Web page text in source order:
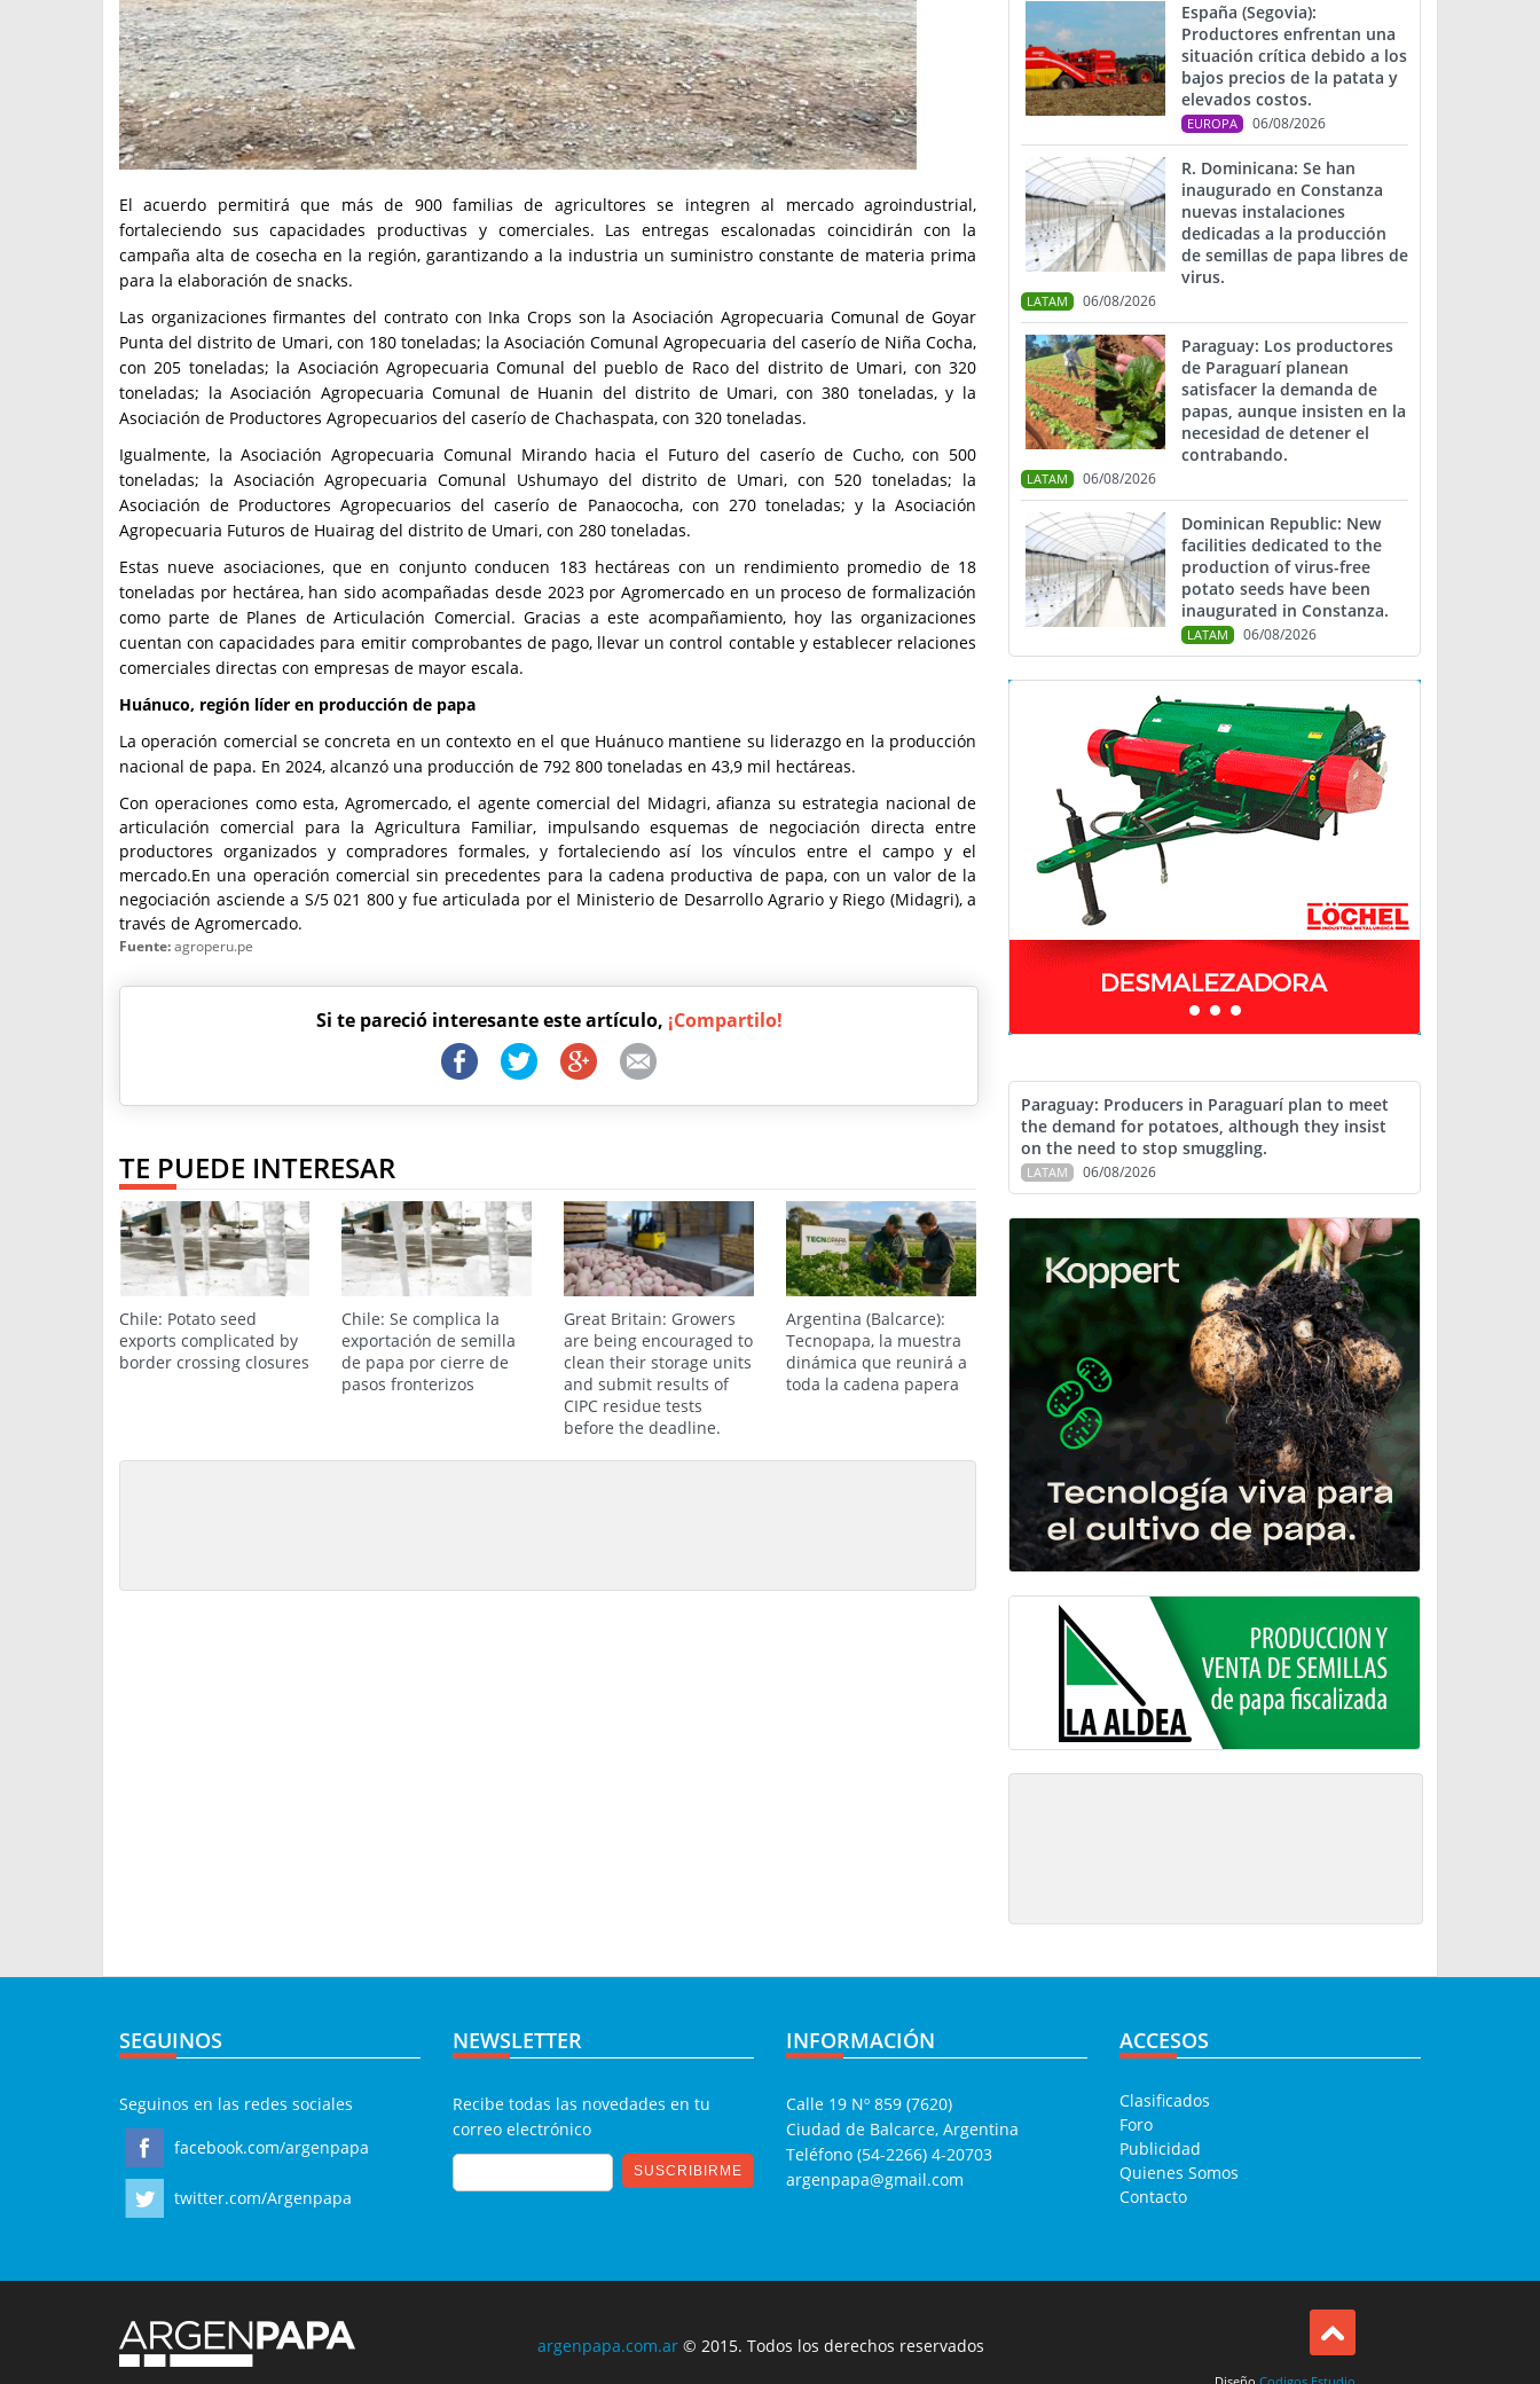
El acuerdo permitirá que más de 900 familias de agricultores se integren al mercado agroindustrial,
fortaleciendo sus capacidades productivas y comerciales. Las entregas escalonadas coincidirán con la
campaña alta de cosecha en la región, garantizando a la industria un suministro constante de materia prima
para la elaboración de snacks.
Las organizaciones firmantes del contrato con Inka Crops son la Asociación Agropecuaria Comunal de Goyar
Punta del distrito de Umari, con 180 toneladas; la Asociación Comunal Agropecuaria del caserío de Niña Cocha,
con 205 toneladas; la Asociación Agropecuaria Comunal del pueblo de Raco del distrito de Umari, con 320
toneladas; la Asociación Agropecuaria Comunal de Huanin del distrito de Umari, con 380 toneladas, y la
Asociación de Productores Agropecuarios del caserío de Chachaspata, con 320 toneladas.
Igualmente, la Asociación Agropecuaria Comunal Mirando hacia el Futuro del caserío de Cucho, con 500
toneladas; la Asociación Agropecuaria Comunal Ushumayo del distrito de Umari, con 520 toneladas; la
Asociación de Productores Agropecuarios del caserío de Panaococha, con 270 toneladas; y la Asociación
Agropecuaria Futuros de Huairag del distrito de Umari, con 280 toneladas.
Estas nueve asociaciones, que en conjunto conducen 183 hectáreas con un rendimiento promedio de 18
toneladas por hectárea, han sido acompañadas desde 2023 por Agromercado en un proceso de formalización
como parte de Planes de Articulación Comercial. Gracias a este acompañamiento, hoy las organizaciones
cuentan con capacidades para emitir comprobantes de pago, llevar un control contable y establecer relaciones
comerciales directas con empresas de mayor escala.
Huánuco, región líder en producción de papa
La operación comercial se concreta en un contexto en el que Huánuco mantiene su liderazgo en la producción
nacional de papa. En 2024, alcanzó una producción de 792 800 toneladas en 43,9 mil hectáreas.
Con operaciones como esta, Agromercado, el agente comercial del Midagri, afianza su estrategia nacional de
articulación comercial para la Agricultura Familiar, impulsando esquemas de negociación directa entre
productores organizados y compradores formales, y fortaleciendo así los vínculos entre el campo y el
mercado.En una operación comercial sin precedentes para la cadena productiva de papa, con un valor de la
negociación asciende a S/5 021 800 y fue articulada por el Ministerio de Desarrollo Agrario y Riego (Midagri), a
través de Agromercado.
Fuente:agroperu.pe
Si te pareció interesante este artículo, ¡Compartilo!
TE PUEDE INTERESAR
Chile: Potato seed
exports complicated by
border crossing closures
Chile: Se complica la
exportación de semilla
de papa por cierre de
pasos fronterizos
Great Britain: Growers
are being encouraged to
clean their storage units
and submit results of
CIPC residue tests
before the deadline.
Argentina (Balcarce):
Tecnopapa, la muestra
dinámica que reunirá a
toda la cadena papera
España (Segovia):
Productores enfrentan una
situación crítica debido a los
bajos precios de la patata y
elevados costos.
EUROPA 06/08/2026
R. Dominicana: Se han
inaugurado en Constanza
nuevas instalaciones
dedicadas a la producción
de semillas de papa libres de
virus.
LATAM 06/08/2026
Paraguay: Los productores
de Paraguarí planean
satisfacer la demanda de
papas, aunque insisten en la
necesidad de detener el
contrabando.
LATAM 06/08/2026
Dominican Republic: New
facilities dedicated to the
production of virus-free
potato seeds have been
inaugurated in Constanza.
LATAM 06/08/2026
Paraguay: Producers in Paraguarí plan to meet
the demand for potatoes, although they insist
on the need to stop smuggling.
LATAM 06/08/2026
SEGUINOS
Seguinos en las redes sociales
facebook.com/argenpapa
twitter.com/Argenpapa
NEWSLETTER
Recibe todas las novedades en tu
correo electrónico
INFORMACIÓN
Calle 19 Nº 859 (7620)
Ciudad de Balcarce, Argentina
Teléfono (54-2266) 4-20703
argenpapa@gmail.com
ACCESOS
Clasificados
Foro
Publicidad
Quienes Somos
Contacto
argenpapa.com.ar© 2015. Todos los derechos reservados